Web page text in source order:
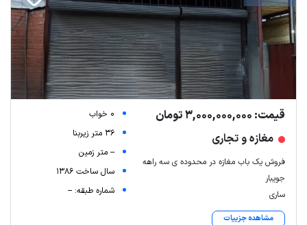
قیمت: 3,000,000,000 تومان
مغازه و تجاری
فروش یک باب مغازه در محدوده ی سه راهه
جویبار
ساری
مشاهده جزییات
0 خواب
36 متر زیربنا
-- متر زمین
سال ساخت 1386
شماره طبقه: --